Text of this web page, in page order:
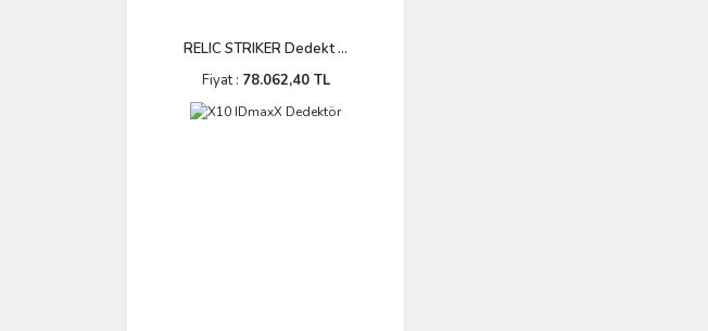
RELIC STRIKER Dedekt ...
Fiyat : 78.062,40 TL